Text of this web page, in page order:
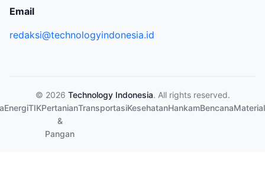
Email
redaksi@technologyindonesia.id
© 2026 Technology Indonesia. All rights reserved.
EnergiTIKPertanian
&
Pangan
TransportasiKesehatanHankamBencanaMaterial